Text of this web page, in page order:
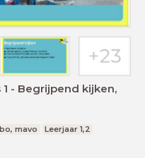
- Begrijpend kijken,
mavo Leerjaar 1,2